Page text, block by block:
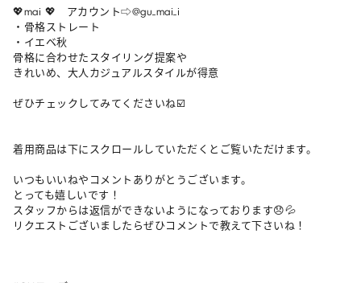
💖mai 💖　アカウント⇨@gu_mai_i
・骨格ストレート
・イエベ秋
骨格に合わせたスタイリング提案や
きれいめ、大人カジュアルスタイルが得意
ぜひチェックしてみてくださいね☑️
着用商品は下にスクロールしていただくとご覧いただけます。
いつもいいねやコメントありがとうございます。
とっても嬉しいです！
スタッフからは返信ができないようになっております😞💦
リクエストございましたらぜひコメントで教えて下さいね！